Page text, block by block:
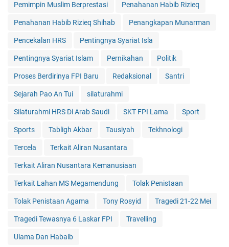
Pemimpin Muslim Berprestasi Penahanan Habib Rizieq
Penahanan Habib Rizieq Shihab Penangkapan Munarman
Pencekalan HRS Pentingnya Syariat Isla
Pentingnya Syariat Islam Pernikahan Politik
Proses Berdirinya FPI Baru Redaksional Santri
Sejarah Pao An Tui silaturahmi
Silaturahmi HRS Di Arab Saudi SKT FPI Lama Sport
Sports Tabligh Akbar Tausiyah Tekhnologi
Tercela Terkait Aliran Nusantara
Terkait Aliran Nusantara Kemanusiaan
Terkait Lahan MS Megamendung Tolak Penistaan
Tolak Penistaan Agama Tony Rosyid Tragedi 21-22 Mei
Tragedi Tewasnya 6 Laskar FPI Travelling
Ulama Dan Habaib